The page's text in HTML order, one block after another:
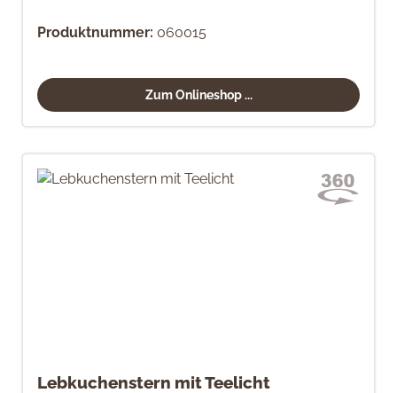
Produktnummer: 060015
Zum Onlineshop ...
Lebkuchenstern mit Teelicht